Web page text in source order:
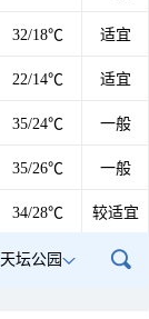
32/18℃ 适宜
22/14℃ 适宜
35/24℃ 一般
35/26℃ 一般
34/28℃ 较适宜
天坛公园